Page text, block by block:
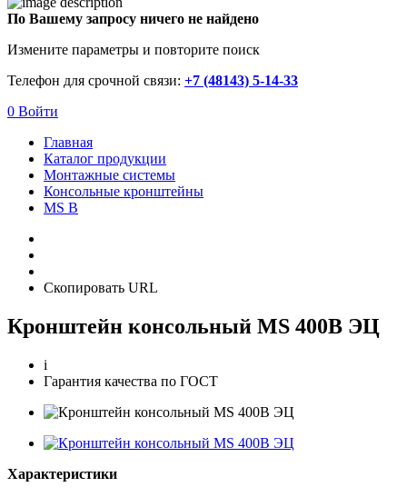
По Вашему запросу ничего не найдено
Измените параметры и повторите поиск
Телефон для срочной связи: +7 (48143) 5-14-33
0 Войти
Главная
Каталог продукции
Монтажные системы
Консольные кронштейны
MS B
Скопировать URL
Кронштейн консольный MS 400B ЭЦ
i
Гарантия качества по ГОСТ
Характеристики